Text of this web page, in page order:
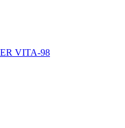
VITA-98